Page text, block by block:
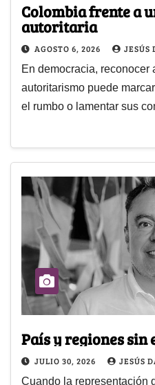
Colombia frente a
autoritaria
AGOSTO 6, 2026 JESÚS
En democracia, reconocer
autoritarismo puede
el rumbo o lamentar sus
País y regiones sin
JULIO 30, 2026 JESÚS
Cuando la representación